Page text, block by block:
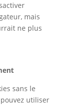
mais
ne plus
sans le
utiliser